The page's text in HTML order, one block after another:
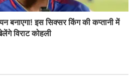
बनाएगा! इस सिक्सर किंग की कप्तानी में
विराट कोहली